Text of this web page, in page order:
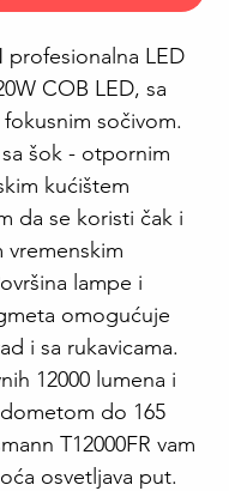
profesionalna LED
COB LED, sa
sočivom.
šok - otpornim
kućištem
da se koristi čak i
vremenskim
lampe i
omogućuje
i sa rukavicama.
12000 lumena i
do 165
T12000FR vam
osvetljava put.